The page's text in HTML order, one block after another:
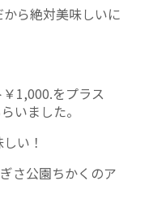
ら絶対美味しいに
1,000.をプラス
いました。
い！
さ公園ちかくのア